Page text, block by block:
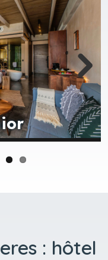
: hôtel